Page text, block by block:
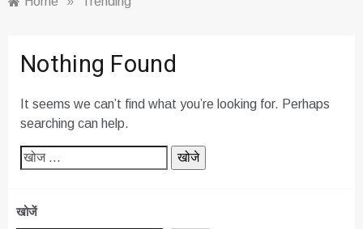
Nothing Found
It seems we can’t find what you’re looking for. Perhaps
searching can help.
निम्न
को
खोजें